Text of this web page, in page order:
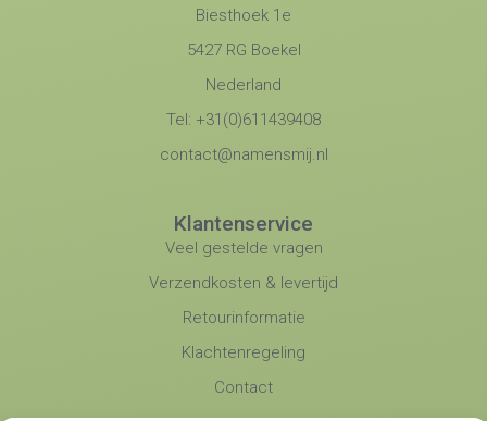
Biesthoek 1e
5427 RG Boekel
Nederland
Tel: +31(0)611439408
contact@namensmij.nl
Klantenservice
Veel gestelde vragen
Verzendkosten & levertijd
Retourinformatie
Klachtenregeling
Contact